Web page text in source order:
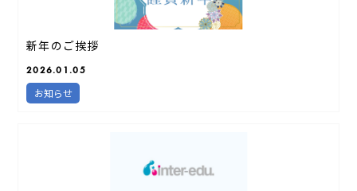
新年のご挨拶
2026.01.05
お知らせ